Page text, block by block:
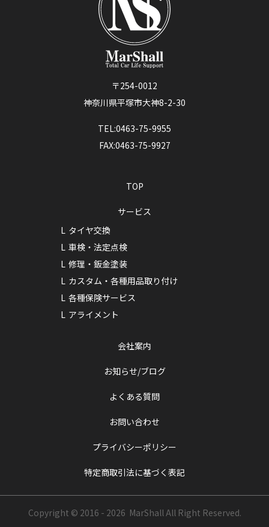
〒254-0012
神奈川県平塚市大神8-2-30
TEL:0463-75-9955
FAX:0463-75-9927
TOP
サービス
タイヤ交換
車検・法定点検
修理・鈑金塗装
カスタム・各種用品取り付け
各種保険サービス
アライメント
会社案内
お知らせ/ブログ
よくある質問
お問い合わせ
プライバシーポリシー
特定商取引法に基づく表記
Copyright © 2016 - 2026 MarShallAll Right Reserved.